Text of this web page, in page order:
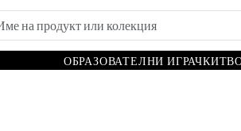
ОБРАЗОВАТЕЛНИ ИГРАЧКИ